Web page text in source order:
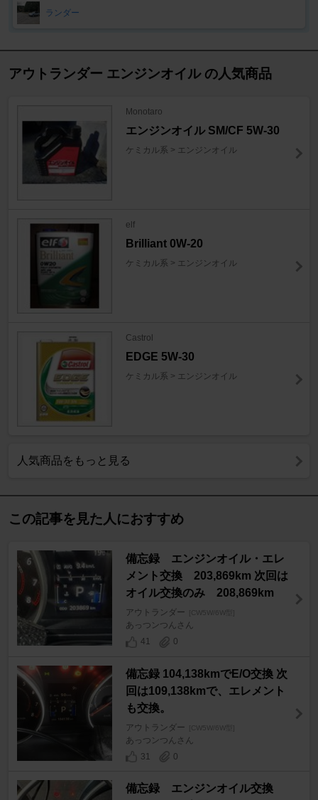
ランダー
アウトランダー エンジンオイル の人気商品
Monotaro
エンジンオイル SM/CF 5W-30
ケミカル系 > エンジンオイル
elf
Brilliant 0W-20
ケミカル系 > エンジンオイル
Castrol
EDGE 5W-30
ケミカル系 > エンジンオイル
人気商品をもっと見る
この記事を見た人におすすめ
備忘録 エンジンオイル・エレ
メント交換 203,869km 次回は
オイル交換のみ 208,869km
アウトランダー [CW5W/6W型]
あっつンつんさん
41
0
備忘録 104,138kmでE/O交換 次
回は109,138kmで、エレメント
も交換。
アウトランダー [CW5W/6W型]
あっつンつんさん
31
0
備忘録 エンジンオイル交換